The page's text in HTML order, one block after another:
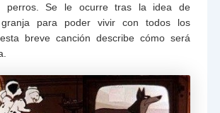
perros. Se le ocurre tras la idea de
para poder vivir con todos los
breve canción describe cómo será